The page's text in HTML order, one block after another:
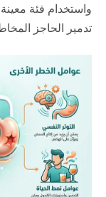
واستخدام فئة
تدمير الحاجز